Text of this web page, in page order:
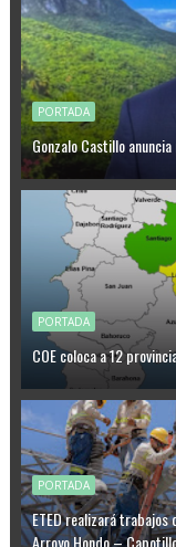
PORTADA
Gonzalo Castillo
PORTADA
COE coloca a 12
PORTADA
ETED realizará
Arroyo Hondo –